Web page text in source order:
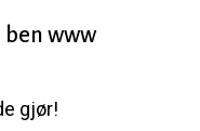
ben www
gjør!